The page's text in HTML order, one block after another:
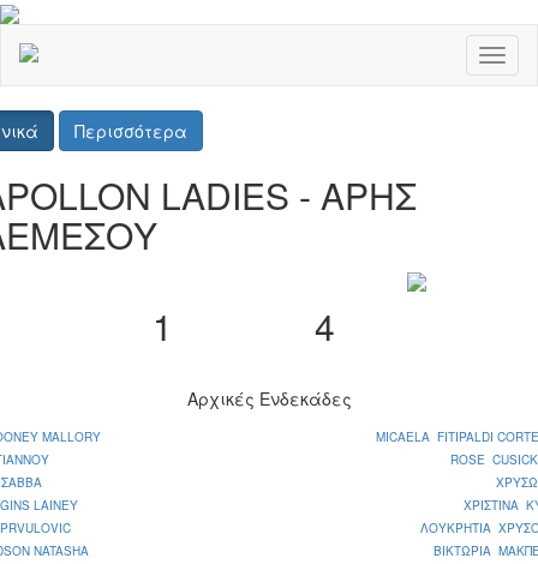
Περισσότερα
LADIES - ΑΡΗΣ
1
4
Αρχικές Ενδεκάδες
MALLORY
ΣΑΒΒΑ
LAINEY
NATASHA
MICAELA FITIPALDI
ROSE
ΧΡΙΣΤΙΝΑ
ΛΟΥΚΡΗΤΙΑ
ΒΙΚΤΩΡΙΑ